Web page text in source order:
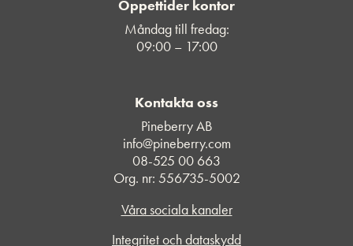
Öppettider kontor
Måndag till fredag:
09:00 – 17:00
Kontakta oss
Pineberry AB
info@pineberry.com
08-525 00 663
Org. nr: 556735-5002
Våra sociala kanaler
Integritet och dataskydd